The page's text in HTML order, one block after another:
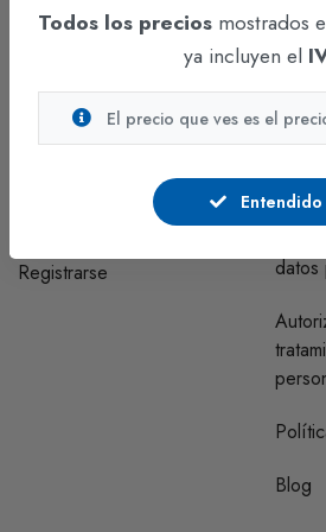
Funza - Cundinamarca
CUENTA
Regístrate y comunícate con
nosotros para visualizar los
Registrarse
datos
Blog
Todos los precios mostrados
ya incluyen el
El precio que ves es el
Entendido